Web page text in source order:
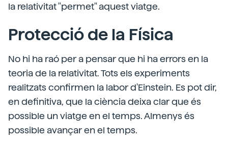
la relativitat "permet" aquest viatge.
Protecció de la Física
No hi ha raó per a pensar que hi ha errors en la
teoria de la relativitat. Tots els experiments
realitzats confirmen la labor d'Einstein. Es pot dir,
en definitiva, que la ciència deixa clar que és
possible un viatge en el temps. Almenys és
possible avançar en el temps.